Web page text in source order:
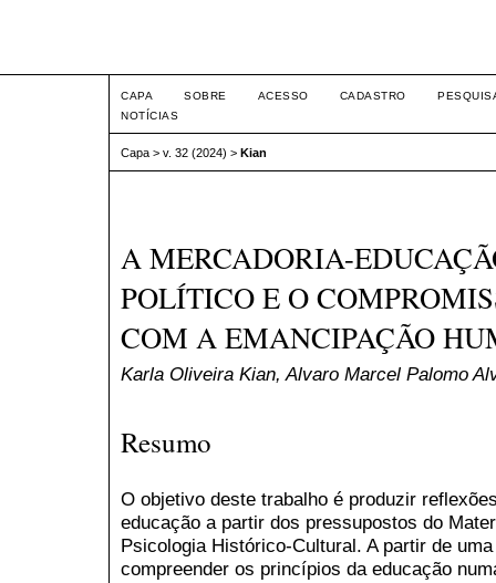
CAPA SOBRE ACESSO CADASTRO
NOTÍCIAS
Capa > v. 32 (2024) > Kian
A MERCADORIA-
POLÍTICO E O
COM A EMANCIPAÇÃO
Karla Oliveira Kian, Alvaro Marcel Palomo
Resumo
O objetivo deste trabalho é produzir
educação a partir dos pressupostos do
Psicologia Histórico-Cultural. A partir de
compreender os princípios da educação